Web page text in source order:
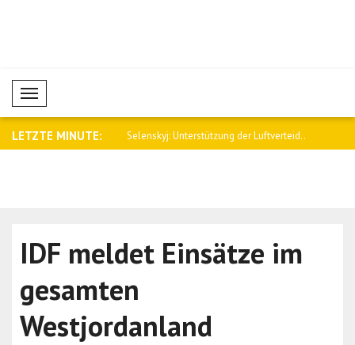
Mobil Menü
LETZTE MINUTE:
der Luftverteid.. Polens Premierminister Tusk: Denken
IDF meldet Einsätze im
gesamten
Westjordanland